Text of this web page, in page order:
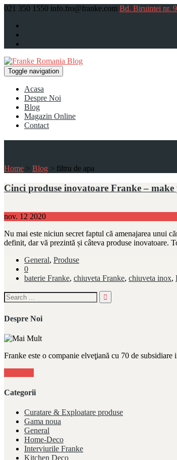
021 350 1550 info.fro@franke.com Bd. Biruintei nr.
Toggle navigation
Acasa
Despre Noi
Blog
Magazin Online
Contact
Home > Blog > filtru de apa
Cinci produse inovatoare Franke –
nov. 12 2020
Nu mai este niciun secret faptul că amenajarea unui
definit, dar vă prezintă și câteva produse inovatoare.
General, Produse
0
baterie Franke, chiuveta Franke, chiuveta inox,
Despre Noi
Franke este o companie elveţiană cu 70 de
Categorii
Curatare & Exploatare produse
Gama noua
General
Home-Deco
Interviurile Franke
Kitchen Deco